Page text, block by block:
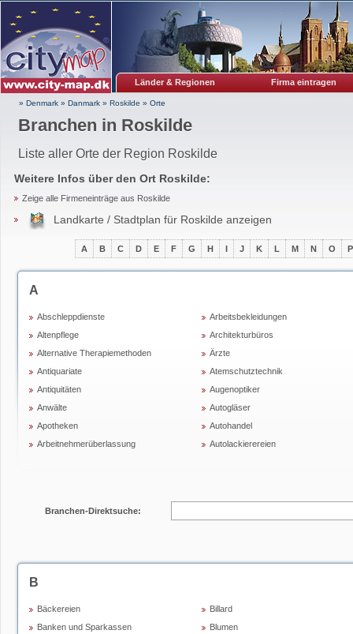
Länder & Regionen Firma eintragen
» Denmark » Danmark » Roskilde » Orte
Branchen in Roskilde
Liste aller Orte der Region Roskilde
Weitere Infos über den Ort Roskilde:
Zeige alle Firmeneinträge aus Roskilde
Landkarte / Stadtplan für Roskilde anzeigen
A B C D E F G H I J K L M N O P
A
Abschleppdienste
Altenpflege
Alternative Therapiemethoden
Antiquariate
Antiquitäten
Anwälte
Apotheken
Arbeitnehmerüberlassung
Arbeitsbekleidungen
Architekturbüros
Ärzte
Atemschutztechnik
Augenoptiker
Autogläser
Autohandel
Autolackierereien
Branchen-Direktsuche:
B
Bäckereien
Banken und Sparkassen
Billard
Blumen